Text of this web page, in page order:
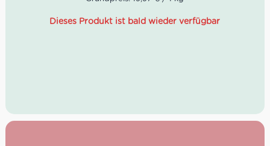
Dieses Produkt ist bald wieder verfügbar